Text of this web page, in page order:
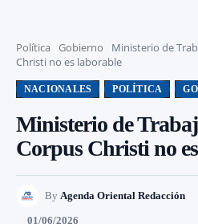
Política Gobierno
Ministerio de
Christi no es laborable
NACIONALES POLÍTICA
Ministerio de
Corpus Christi no
By Agenda Oriental Redacción
01/06/2026